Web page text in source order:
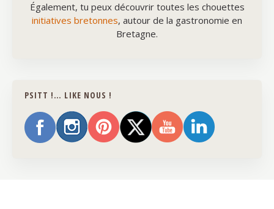
Également, tu peux découvrir toutes les chouettes
initiatives bretonnes, autour de la gastronomie en
Bretagne.
PSITT !… LIKE NOUS !